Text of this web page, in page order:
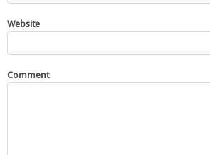
Website
Comment